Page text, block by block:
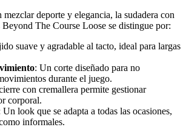
mezclar deporte y elegancia, la sudadera con
The Course Loose se distingue por:
suave y agradable al tacto, ideal para largas
: Un corte diseñado para no
durante el juego.
con cremallera permite gestionar
corporal.
Un look que se adapta a todas las ocasiones,
informales.